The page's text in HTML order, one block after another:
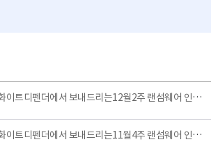
화이트디펜더에서 보내드리는12월2주 랜섬웨어 인포 레터 입니다.
화이트디펜더에서 보내드리는11월4주 랜섬웨어 인포 레터 입니다.